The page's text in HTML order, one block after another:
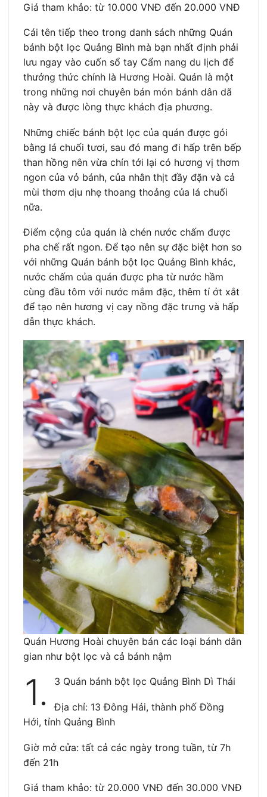
Giá tham khảo: từ 10.000 VNĐ đến 20.000 VNĐ
Cái tên tiếp theo trong danh sách những Quán
bánh bột lọc Quảng Bình mà bạn nhất định phải
lưu ngay vào cuốn sổ tay Cẩm nang du lịch để
thưởng thức chính là Hương Hoài. Quán là một
trong những nơi chuyên bán món bánh dân dã
này và được lòng thực khách địa phương.
Những chiếc bánh bột lọc của quán được gói
bằng lá chuối tươi, sau đó mang đi hấp trên bếp
than hồng nên vừa chín tới lại có hương vị thơm
ngon của vỏ bánh, của nhân thịt đầy đặn và cả
mùi thơm dịu nhẹ thoang thoảng của lá chuối
nữa.
Điểm cộng của quán là chén nước chấm được
pha chế rất ngon. Để tạo nên sự đặc biệt hơn so
với những Quán bánh bột lọc Quảng Bình khác,
nước chấm của quán được pha từ nước hầm
cùng đầu tôm với nước mắm đặc, thêm tí ớt xắt
để tạo nên hương vị cay nồng đặc trưng và hấp
dẫn thực khách.
Quán Hương Hoài chuyên bán các loại bánh dân
gian như bột lọc và cả bánh nậm
1. 3 Quán bánh bột lọc Quảng Bình Dì Thái
Địa chỉ: 13 Đông Hải, thành phố Đồng
Hới, tỉnh Quảng Bình
Giờ mở cửa: tất cả các ngày trong tuần, từ 7h
đến 21h
Giá tham khảo: từ 20.000 VNĐ đến 30.000 VNĐ